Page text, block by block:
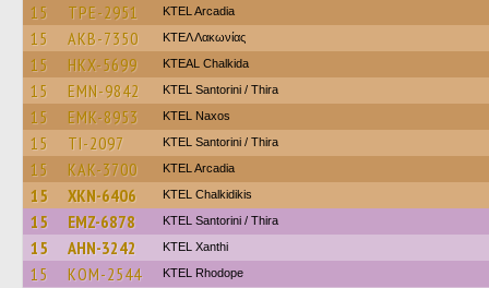
15 TPE-2951 KTEL Arcadia
15 AKB-7350 ΚΤΕΛ Λακωνίας
15 HKX-5699 KTEAL Chalkida
15 EMN-9842 KTEL Santorini / Thira
15 EMK-8953 KTEL Naxos
15 TI-2097 KTEL Santorini / Thira
15 KAK-3700 KTEL Arcadia
15 XKN-6406 ΚΤΕL Chalkidikis
15 EMZ-6878 KTEL Santorini / Thira
15 AHN-3242 KTEL Xanthi
15 KOM-2544 KTEL Rhodope